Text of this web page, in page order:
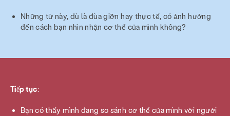
Những từ này, dù là đùa giỡn hay thực tế, có ảnh hưởng
đến cách bạn nhìn nhận cơ thể của mình không?
Tiếp tục:
Bạn có thấy mình đang so sánh cơ thể của mình với người